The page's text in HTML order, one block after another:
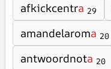
afkickcentra 29
amandelaroma 20
antwoordnota 20